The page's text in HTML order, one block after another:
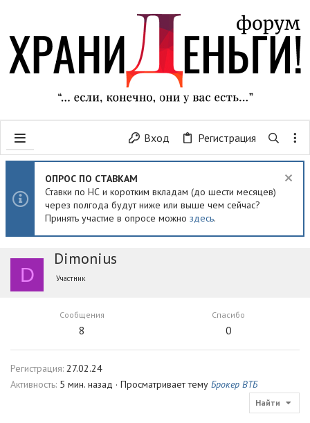
Вход Регистрация
ОПРОС ПО СТАВКАМ
Ставки по НС и коротким вкладам (до шести месяцев)
через полгода будут ниже или выше чем сейчас?
Принять участие в опросе можно здесь.
D
Dimonius
Участник
Сообщения
8
Спасибо
0
Регистрация 27.02.24
Активность 5 мин. назад · Просматривает тему Брокер ВТБ
Найти